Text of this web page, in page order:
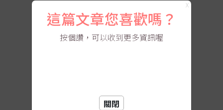
X
這篇文章您喜歡嗎？
按個讚，可以收到更多資訊喔
關閉